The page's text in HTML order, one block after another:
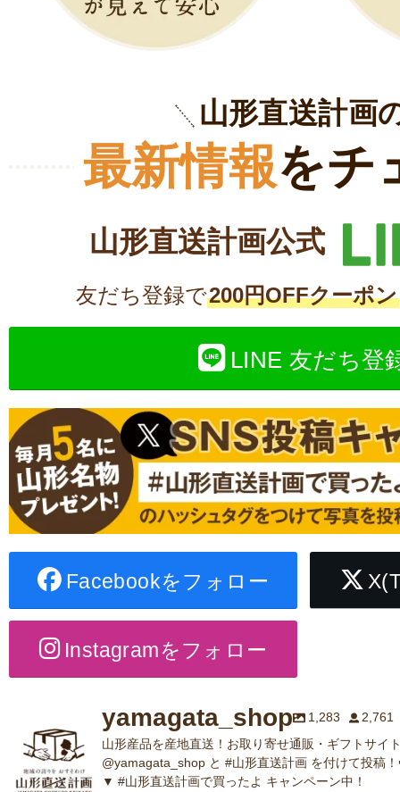
山形直送計画
最新情報をチ
山形直送計画公式
友だち登録で200円OFFクーポン
LINE 友だち登
Facebookをフォロー
Instagramをフォロー
yamagata_shop 1,283
2,761
山形産品を産地直送！お取り寄せ通販・ギフトサイ
@yamagata_shop と #山形直送計画 を付けて投稿
▼ #山形直送計画で買ったよ キャンペーン中！